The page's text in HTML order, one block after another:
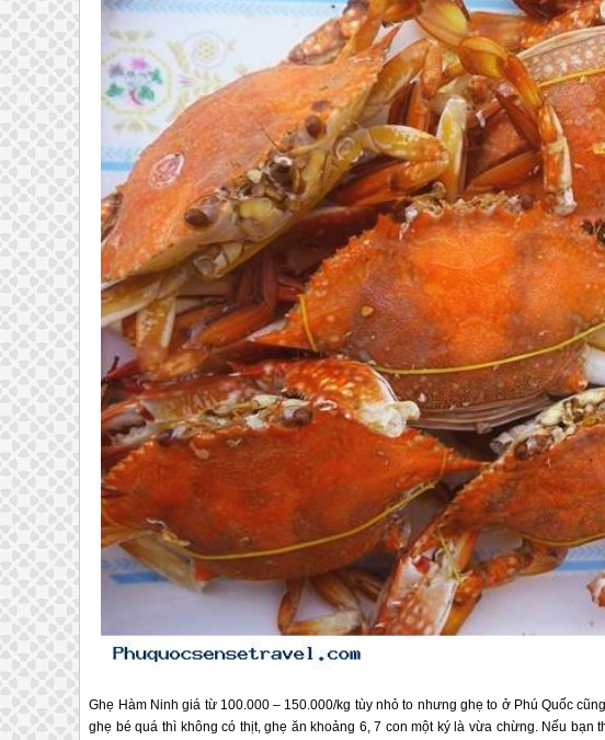
Ghẹ Hàm Ninh giá từ 100.000 – 150.000/kg tùy nhỏ to nhưng ghẹ to ở Phú Quốc
ghẹ bé quá thì không có thịt, ghẹ ăn khoảng 6, 7 con một ký là vừa chừng. Nếu